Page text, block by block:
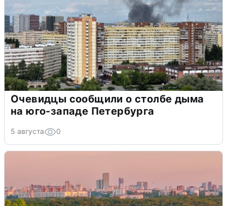
Очевидцы сообщили о столбе дыма
на юго-западе Петербурга
5 августа 0